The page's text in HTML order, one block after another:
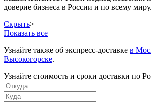
доверие бизнеса в России и по всему миру.
Скрыть>
Показать все
Узнайте также об экспресс-доставке в
Высокогорске.
Узнайте стоимость и сроки доставки по